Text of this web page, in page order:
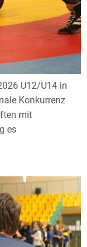
U12/U14 in
Konkurrenz
mit
es